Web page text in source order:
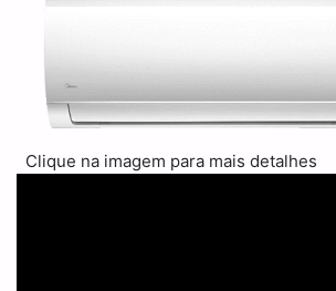
Clique na imagem para mais detalhes